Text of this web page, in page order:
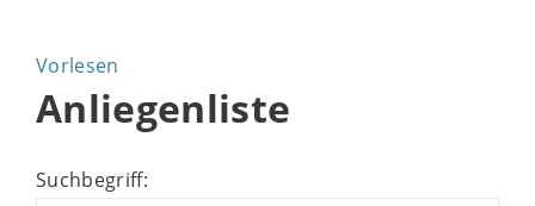
Vorlesen
Anliegenliste
Suchbegriff: